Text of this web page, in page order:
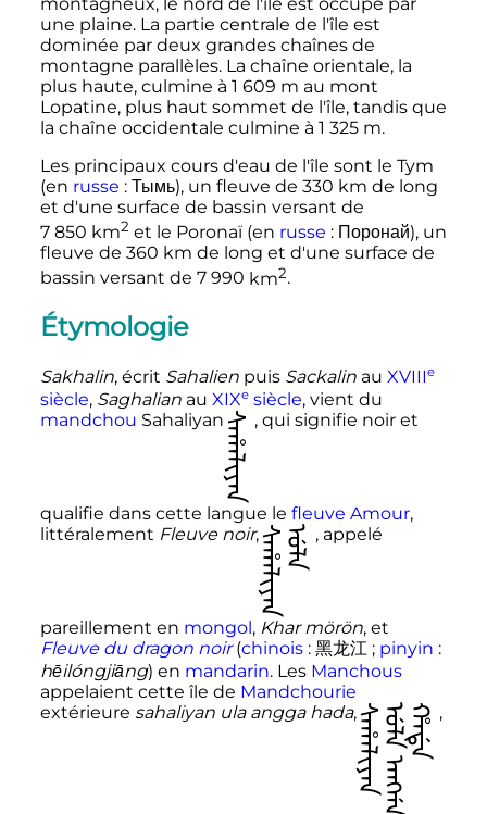
une plaine. La partie centrale de l'île est
dominée par deux grandes chaînes de
montagne parallèles. La chaîne orientale, la
plus haute, culmine à 1 609 m au mont
Lopatine, plus haut sommet de l'île, tandis que
la chaîne occidentale culmine à 1 325 m.
Les principaux cours d'eau de l'île sont le Tym
(en russe : Тымь), un fleuve de 330 km de long
et d'une surface de bassin versant de
7 850 km2 et le Poronaï (en russe : Поронай), un
fleuve de 360 km de long et d'une surface de
bassin versant de 7 990 km2.
Étymologie
Sakhalin, écrit Sahalienpuis Sackalinau XVIIIe
siècle, Saghalianau XIXesiècle, vient du
mandchou Sahaliyanᠰᠠᡥᠠᠯᡳᠶᠠᠨ, qui signifie noir et
qualifie dans cette langue le fleuve Amour,
littéralement Fleuve noir,
ᠰᠠᡥᠠᠯᡳᠶᠠᠨᡠᠯᠠ, appelé
pareillement en mongol , Khar mörön, et
Fleuve du dragon noir(chinois : 黑龙江 ; pinyin :
hēilóngjiāng) en mandarin. Les Manchous
appelaient cette île de Mandchourie
extérieure sahaliyan ula angga hada,
ᠰᠠᡥᠠᠯᡳᠶᠠᠨᡠᠯᠠ ᠠᠩᡤᠠᡥᠠᡩᠠ,